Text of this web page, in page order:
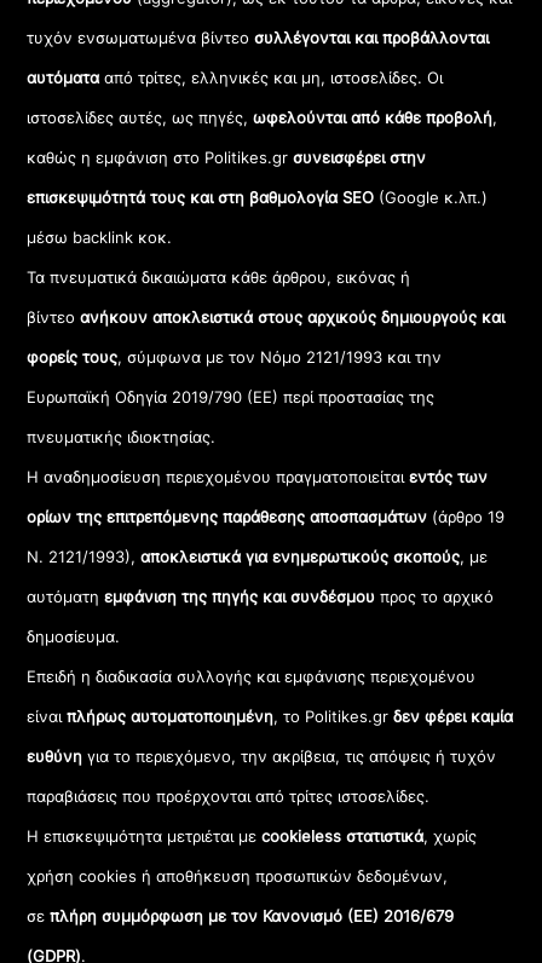
τυχόν ενσωματωμένα βίντεοσυλλέγονται και προβάλλονται
αυτόματααπό τρίτες, ελληνικές και μη, ιστοσελίδες. Οι
ιστοσελίδες αυτές, ως πηγές,ωφελούνται από κάθε προβολή,
καθώς η εμφάνιση στο Politikes.gr συνεισφέρει στην
επισκεψιμότητά τους και στη βαθμολογία SEO (Google κ.λπ.)
μέσω backlink κοκ.
Τα πνευματικά δικαιώματα κάθε άρθρου, εικόνας ή
βίντεοανήκουν αποκλειστικά στους αρχικούς δημιουργούς και
φορείς τους, σύμφωνα με τον Νόμο 2121/1993 και την
Ευρωπαϊκή Οδηγία 2019/790 (ΕΕ) περί προστασίας της
πνευματικής ιδιοκτησίας.
Η αναδημοσίευση περιεχομένου πραγματοποιείταιεντός των
ορίων της επιτρεπόμενης παράθεσης αποσπασμάτων (άρθρο 19
Ν. 2121/1993), αποκλειστικά για ενημερωτικούς σκοπούς, με
αυτόματηεμφάνιση της πηγής και συνδέσμου προς το αρχικό
δημοσίευμα.
Επειδή η διαδικασία συλλογής και εμφάνισης περιεχομένου
είναιπλήρως αυτοματοποιημένη, το Politikes.grδεν φέρει καμία
ευθύνη για το περιεχόμενο, την ακρίβεια, τις απόψεις ή τυχόν
παραβιάσεις που προέρχονται από τρίτες ιστοσελίδες.
Η επισκεψιμότητα μετριέται μεcookieless στατιστικά, χωρίς
χρήση cookies ή αποθήκευση προσωπικών δεδομένων,
σεπλήρη συμμόρφωση με τον Κανονισμό (ΕΕ) 2016/679
(GDPR).